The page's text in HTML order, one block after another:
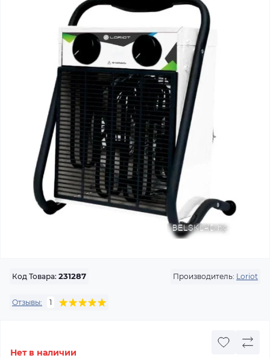
Код Товара: 231287 Производитель: Loriot
Отзывы: 1
Нет в наличии